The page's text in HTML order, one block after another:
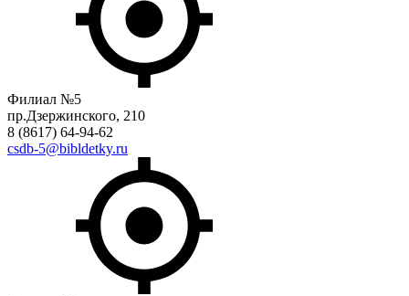
Филиал №5
пр.Дзержинского, 210
8 (8617) 64-94-62
csdb-5@bibldetky.ru